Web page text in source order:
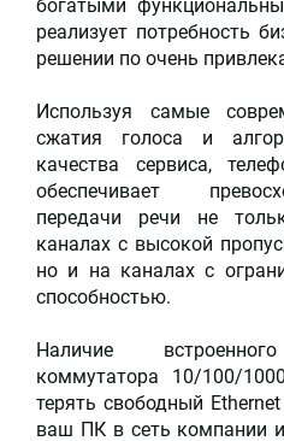
богатыми
реализует потребность
решении по очень
Используя самые
сжатия голоса и
качества сервиса,
обеспечивает
передачи речи не
каналах с высокой
но и на каналах с
способностью.
Наличие
коммутатора 10/100/
терять свободный
ваш ПК в сеть компании